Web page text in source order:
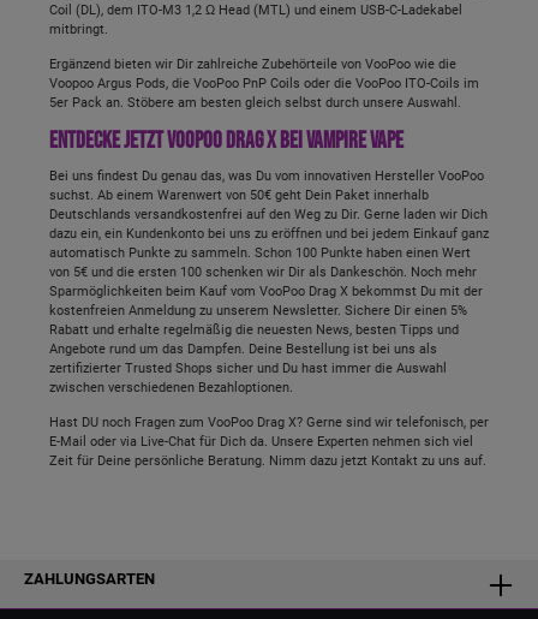
Coil (DL), dem ITO-M3 1,2 Ω Head (MTL) und einem USB-C-Ladekabel
mitbringt.
Ergänzend bieten wir Dir zahlreiche Zubehörteile von VooPoo wie die
Voopoo Argus Pods, die VooPoo PnP Coils oder die VooPoo ITO-Coils im
5er Pack an. Stöbere am besten gleich selbst durch unsere Auswahl.
Entdecke jetzt VooPoo Drag X bei Vampire Vape
Bei uns findest Du genau das, was Du vom innovativen Hersteller VooPoo
suchst. Ab einem Warenwert von 50€ geht Dein Paket innerhalb
Deutschlands versandkostenfrei auf den Weg zu Dir. Gerne laden wir Dich
dazu ein, ein Kundenkonto bei uns zu eröffnen und bei jedem Einkauf ganz
automatisch Punkte zu sammeln. Schon 100 Punkte haben einen Wert
von 5€ und die ersten 100 schenken wir Dir als Dankeschön. Noch mehr
Sparmöglichkeiten beim Kauf vom VooPoo Drag X bekommst Du mit der
kostenfreien Anmeldung zu unserem Newsletter. Sichere Dir einen 5%
Rabatt und erhalte regelmäßig die neuesten News, besten Tipps und
Angebote rund um das Dampfen. Deine Bestellung ist bei uns als
zertifizierter Trusted Shops sicher und Du hast immer die Auswahl
zwischen verschiedenen Bezahloptionen.
Hast DU noch Fragen zum VooPoo Drag X? Gerne sind wir telefonisch, per
E-Mail oder via Live-Chat für Dich da. Unsere Experten nehmen sich viel
Zeit für Deine persönliche Beratung. Nimm dazu jetzt Kontakt zu uns auf.
ZAHLUNGSARTEN